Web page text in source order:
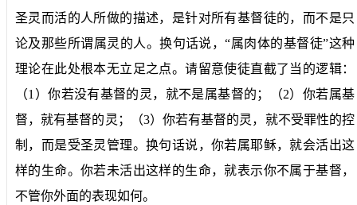
圣灵而活的人所做的描述，是针对所有基督徒的，而不是只
论及那些所谓属灵的人。换句话说，“属肉体的基督徒”这种
理论在此处根本无立足之点。请留意使徒直截了当的逻辑：
（1 ）你若没有基督的灵，就不是属基督的；（2）你若属基
督，就有基督的灵；（3）你若有基督的灵，就不受罪性的控
制，而是受圣灵管理。换句话说，你若属耶稣，就会活出这
样的生命。你若未活出这样的生命，就表示你不属于基督，
不管你外面的表现如何。